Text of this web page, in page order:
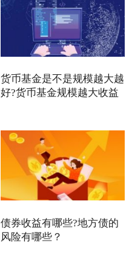
货币基金是不是规模越大越
好?货币基金规模越大收益
债券收益有哪些?地方债的
风险有哪些？